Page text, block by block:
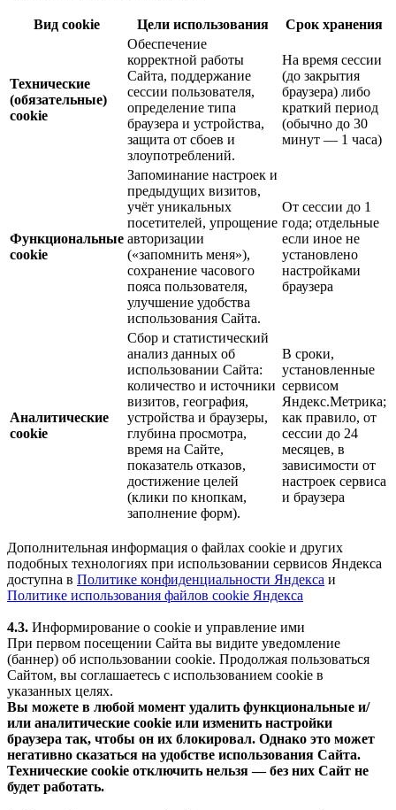
Вид cookie Цели использования Срок хранения
Технические
(обязательные)
cookie
Обеспечение
корректной работы
Сайта, поддержание
сессии пользователя,
определение типа
браузера и устройства,
защита от сбоев и
злоупотреблений.
На время сессии
(до закрытия
браузера) либо
краткий период
(обычно до 30
минут — 1 часа)
Функциональные
cookie
Запоминание настроек и
предыдущих визитов,
учёт уникальных
посетителей, упрощение
авторизации
(«запомнить меня»),
сохранение часового
пояса пользователя,
улучшение удобства
использования Сайта.
От сессии до 1
года; отдельные
если иное не
установлено
настройками
браузера
Аналитические
cookie
Сбор и статистический
анализ данных об
использовании Сайта:
количество и источники
визитов, география,
устройства и браузеры,
глубина просмотра,
время на Сайте,
показатель отказов,
достижение целей
(клики по кнопкам,
заполнение форм).
В сроки,
установленные
сервисом
Яндекс.Метрика;
как правило, от
сессии до 24
месяцев, в
зависимости от
настроек сервиса
и браузера
Дополнительная информация о файлах cookie и других
подобных технологиях при использовании сервисов Яндекса
доступна в Политике конфиденциальности Яндекса и
Политике использования файлов cookie Яндекса
4.3. Информирование о cookie и управление ими
При первом посещении Сайта вы видите уведомление
(баннер) об использовании cookie. Продолжая пользоваться
Сайтом, вы соглашаетесь с использованием cookie в
указанных целях.
Вы можете в любой момент удалить функциональные и/
или аналитические cookie или изменить настройки
браузера так, чтобы он их блокировал. Однако это может
негативно сказаться на удобстве использования Сайта.
Технические cookie отключить нельзя — без них Сайт не
будет работать.